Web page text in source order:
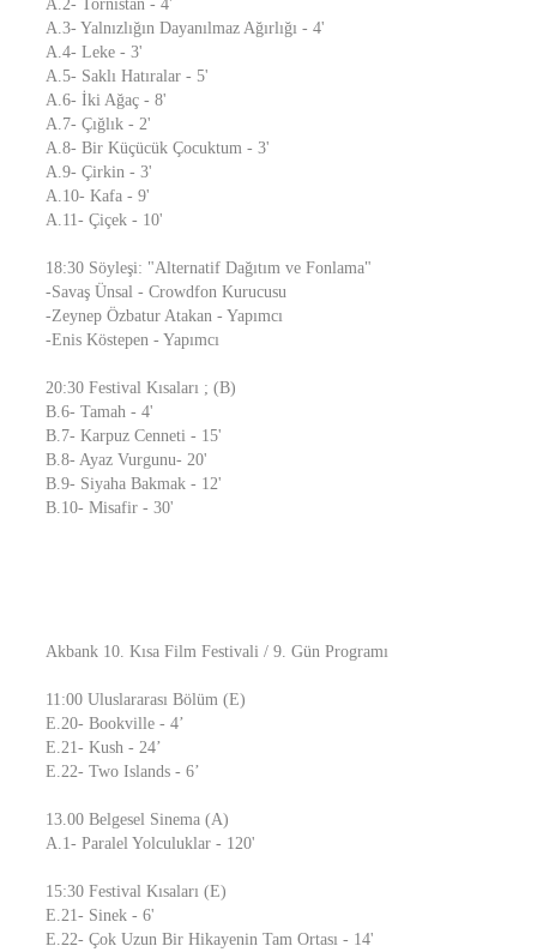
A.2- Tornistan - 4'
A.3- Yalnızlığın Dayanılmaz Ağırlığı - 4'
A.4- Leke - 3'
A.5- Saklı Hatıralar - 5'
A.6- İki Ağaç - 8'
A.7- Çığlık - 2'
A.8- Bir Küçücük Çocuktum - 3'
A.9- Çirkin - 3'
A.10- Kafa - 9'
A.11- Çiçek - 10'
18:30 Söyleşi: "Alternatif Dağıtım ve Fonlama"
-Savaş Ünsal - Crowdfon Kurucusu
-Zeynep Özbatur Atakan - Yapımcı
-Enis Köstepen - Yapımcı
20:30 Festival Kısaları ; (B)
B.6- Tamah - 4'
B.7- Karpuz Cenneti - 15'
B.8- Ayaz Vurgunu- 20'
B.9- Siyaha Bakmak - 12'
B.10- Misafir - 30'
Akbank 10. Kısa Film Festivali / 9. Gün Programı
11:00 Uluslararası Bölüm (E)
E.20- Bookville - 4’
E.21- Kush - 24’
E.22- Two Islands - 6’
13.00 Belgesel Sinema (A)
A.1- Paralel Yolculuklar - 120'
15:30 Festival Kısaları (E)
E.21- Sinek - 6'
E.22- Çok Uzun Bir Hikayenin Tam Ortası - 14'